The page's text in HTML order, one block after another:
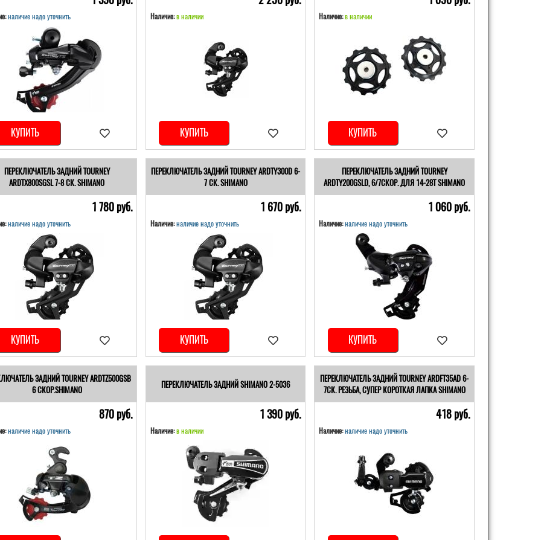
наличие надо уточнить
КУПИТЬ
Наличие:в наличии
КУПИТЬ
Наличие:в наличии
КУПИТЬ
ПЕРЕКЛЮЧАТЕЛЬ ЗАДНИЙ TOURNEY
ARDTX800SGSL 7-8 СК. SHIMANO
1 780 pуб.
наличие надо уточнить
КУПИТЬ
ПЕРЕКЛЮЧАТЕЛЬ ЗАДНИЙ TOURNEY ARDTY300D 6-
7 СК. SHIMANO
1 670 pуб.
Наличие:наличие надо уточнить
КУПИТЬ
ПЕРЕКЛЮЧАТЕЛЬ ЗАДНИЙ TOURNEY
ARDTY200GSLD, 6/7СКОР. ДЛЯ 14-28T SHIMANO
1 060 pуб.
Наличие:наличие надо уточнить
КУПИТЬ
ЗАДНИЙ TOURNEY ARDTZ500GSB
6 СКОР.SHIMANO
870 pуб.
наличие надо уточнить
ПЕРЕКЛЮЧАТЕЛЬ ЗАДНИЙ SHIMANO 2-5036
1 390 pуб.
Наличие:в наличии
ПЕРЕКЛЮЧАТЕЛЬ ЗАДНИЙ TOURNEY ARDFT35AD 6-
7СК. РЕЗЬБА, СУПЕР КОРОТКАЯ ЛАПКА SHIMANO
418 pуб.
Наличие:наличие надо уточнить